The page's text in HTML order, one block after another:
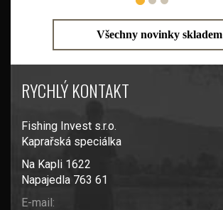
Všechny novinky skladem
RYCHLÝ KONTAKT
Fishing Invest s.r.o.
Kaprařská speciálka
Na Kapli 1622
Napajedla 763 61
E-mail: